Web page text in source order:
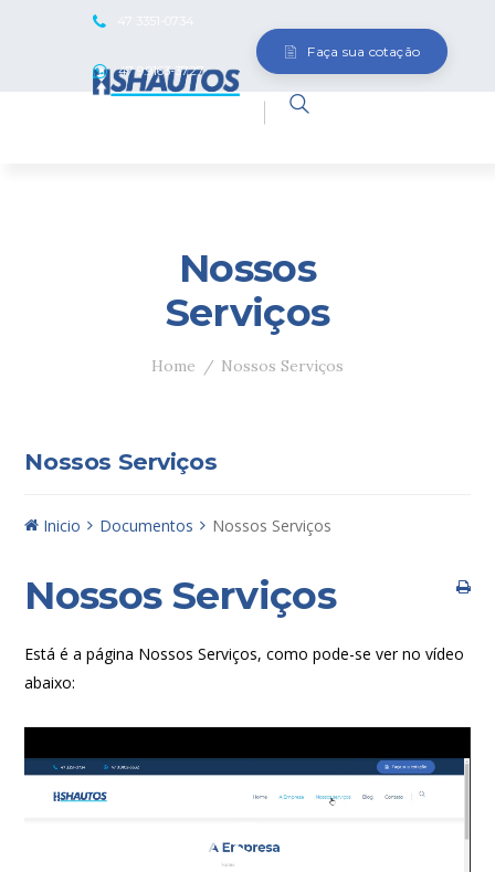
47 9.9163-3727
Faça sua cotação
Nossos
Serviços
Home Nossos Serviços
Nossos Serviços
Inicio Documentos Nossos Serviços
Nossos Serviços
Está é a página Nossos Serviços, como pode-se ver no vídeo
abaixo:
vídeo